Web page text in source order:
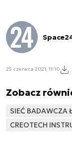
25 czerwca 2021, 11:10
Zobacz
SIEĆ BADAWCZA
CREOTECH